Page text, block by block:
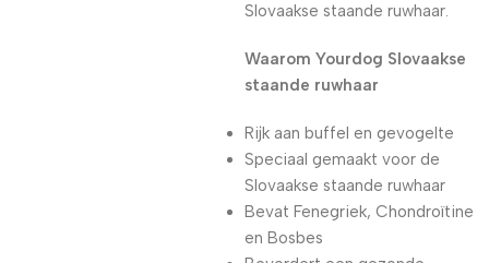
Slovaakse staande ruwhaar.
Waarom Yourdog Slovaakse
staande ruwhaar
Rijk aan buffel en gevogelte
Speciaal gemaakt voor de
Slovaakse staande ruwhaar
Bevat Fenegriek, Chondroïtine
en Bosbes